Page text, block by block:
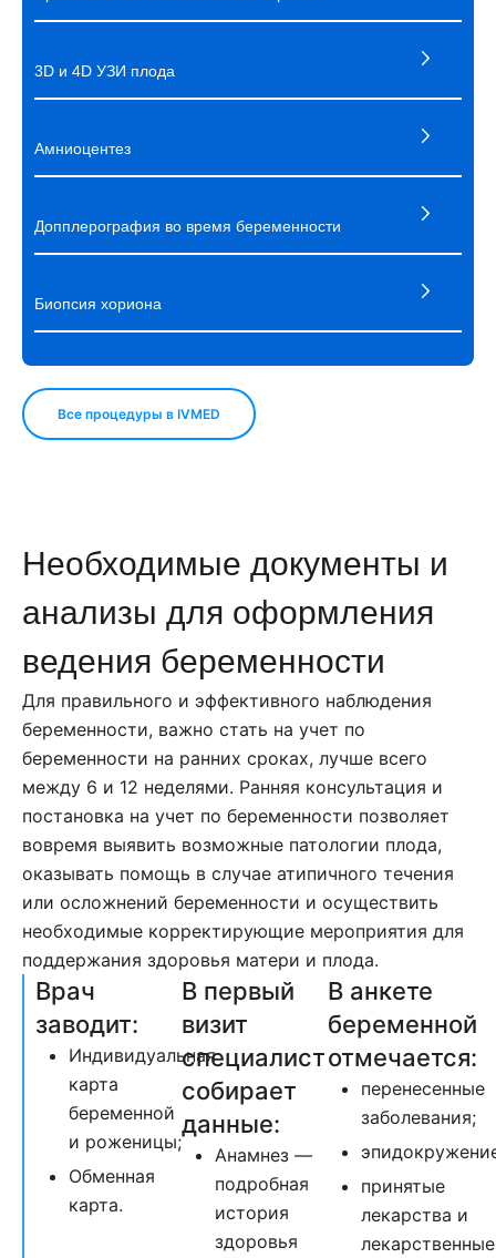
могут значительно уменьшить стресс и
3D и 4D УЗИ плода
Амниоцентез
Допплерография во время беременности
Биопсия хориона
Все процедуры в IVMED
Необходимые документы и
анализы для оформления
ведения беременности
Для правильного и эффективного наблюдения
беременности, важно стать на учет по
беременности на ранних сроках, лучше всего
между 6 и 12 неделями. Ранняя консультация и
постановка на учет по беременности позволяет
вовремя выявить возможные патологии плода,
оказывать помощь в случае атипичного течения
или осложнений беременности и осуществить
необходимые корректирующие мероприятия для
поддержания здоровья матери и плода.
Врач
заводит:
Индивидуальная
карта
беременной
и роженицы;
Обменная
карта.
В первый
визит
специалист
собирает
данные:
Анамнез —
подробная
история
здоровья
В анкете
беременной
отмечается:
перенесенные
заболевания;
принятые
лекарства и
лекарственные